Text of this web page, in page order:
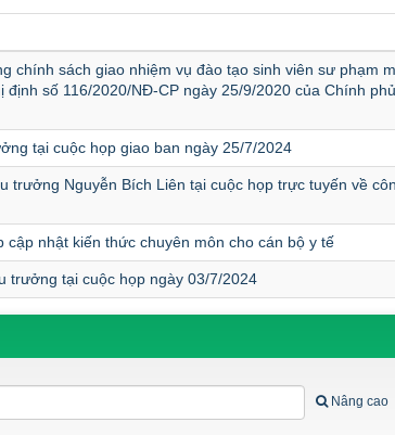
chính sách giao nhiệm vụ đào tạo sinh viên sư phạm
định số 116/2020/NĐ-CP ngày 25/9/2020 của Chính
tại cuộc họp giao ban ngày 25/7/2024
trưởng Nguyễn Bích Liên tại cuộc họp trực tuyến về
cập nhật kiến thức chuyên môn cho cán bộ y tế
trưởng tại cuộc họp ngày 03/7/2024
Nâng cao